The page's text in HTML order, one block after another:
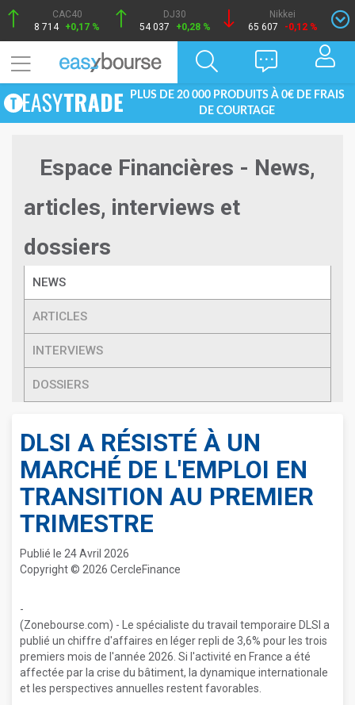
CAC40
8 714 +0,17 %
DJ30
54 037
+0,28 %
Nikkei
65 607
-0,12 %
PLUS DE 20 000 PRODUITS À 0€ DE FRAIS
DE COURTAGE
Espace Financières - News,
articles, interviews et
dossiers
NEWS
ARTICLES
INTERVIEWS
DOSSIERS
DLSI A RÉSISTÉ À UN
MARCHÉ DE L'EMPLOI EN
TRANSITION AU PREMIER
TRIMESTRE
Publié le 24 Avril 2026
Copyright © 2026 CercleFinance
-
(Zonebourse.com) - Le spécialiste du travail temporaire DLSI a
publié un chiffre d'affaires en léger repli de 3,6% pour les trois
premiers mois de l'année 2026. Si l'activité en France a été
affectée par la crise du bâtiment, la dynamique internationale
et les perspectives annuelles restent favorables.